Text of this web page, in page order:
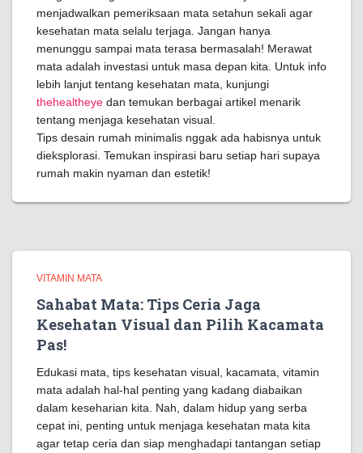
menjadwalkan pemeriksaan mata setahun sekali agar
kesehatan mata selalu terjaga. Jangan hanya
menunggu sampai mata terasa bermasalah! Merawat
mata adalah investasi untuk masa depan kita. Untuk info
lebih lanjut tentang kesehatan mata, kunjungi
thehealtheye dan temukan berbagai artikel menarik
tentang menjaga kesehatan visual.
Tips desain rumah minimalis nggak ada habisnya untuk
dieksplorasi. Temukan inspirasi baru setiap hari supaya
rumah makin nyaman dan estetik!
VITAMIN MATA
Sahabat Mata: Tips Ceria Jaga
Kesehatan Visual dan Pilih Kacamata
Pas!
Edukasi mata, tips kesehatan visual, kacamata, vitamin
mata adalah hal-hal penting yang kadang diabaikan
dalam keseharian kita. Nah, dalam hidup yang serba
cepat ini, penting untuk menjaga kesehatan mata kita
agar tetap ceria dan siap menghadapi tantangan setiap